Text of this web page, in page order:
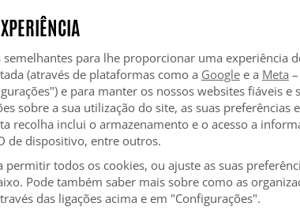
Tapete de lã - Avafors Wool
Bubble (bege)
Tapete de lã -
para lhe proporcionar uma experiência
(através de plataformas como a Googlee a Meta
e para manter os nossos websites fiáveis e
sobre a sua utilização do site, as suas preferências
recolha inclui o armazenamento e o acesso a
de dispositivo, entre outros.
permitir todos os cookies, ou ajuste as suas
Pode também saber mais sobre como as
das ligações acima e em "Configurações".